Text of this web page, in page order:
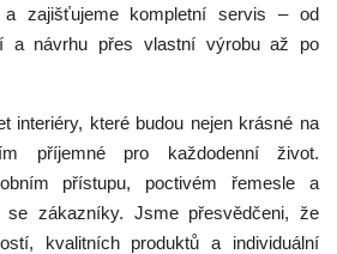
zajišťujeme kompletní servis – od
a návrhu přes vlastní výrobu až po
interiéry, které budou nejen krásné na
příjemné pro každodenní život.
přístupu, poctivém řemesle a
se zákazníky. Jsme přesvědčeni, že
kvalitních produktů a individuální